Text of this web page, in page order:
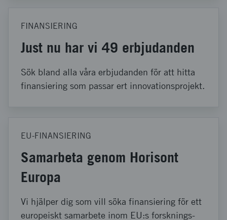
FINANSIERING
Just nu har vi 49 erbjudanden
Sök bland alla våra erbjudanden för att hitta
finansiering som passar ert innovationsprojekt.
EU-FINANSIERING
Samarbeta genom Horisont
Europa
Vi hjälper dig som vill söka finansiering för ett
europeiskt samarbete inom EU:s forsknings-